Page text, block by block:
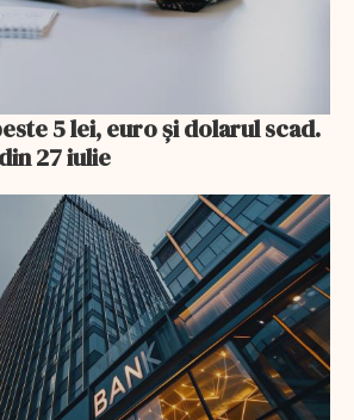
5 lei, euro și dolarul scad.
27 iulie